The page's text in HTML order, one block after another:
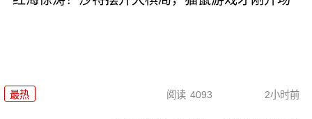
最热 阅读 4093 2小时前